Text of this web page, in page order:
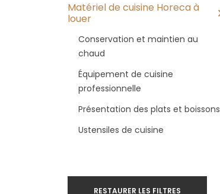
Matériel de cuisine Horeca à
louer
Conservation et maintien au
chaud
Équipement de cuisine
professionnelle
Présentation des plats et boissons
Ustensiles de cuisine
RESTAURER LES FILTRES